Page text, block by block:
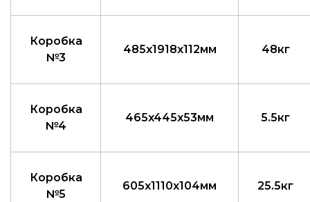
Коробка
№3
485x1918x112мм 48кг
Коробка
№4
465x445x53мм 5.5кг
Коробка
№5
605x1110x104мм 25.5кг